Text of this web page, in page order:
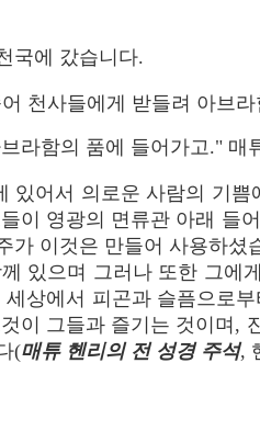
국에 갔습니다.
천사들에게 받들려 아브
라함의 품에 들어가고." 매
있어서 의로운 사람의 기
이 영광의 면류관 아래 들
가 이것은 만들어 사용하
있으며 그러나 또한 그에
상에서 피곤과 슬픔으로
이 그들과 즐기는 것이며,
(매튜 헨리의 전 성경 주석,